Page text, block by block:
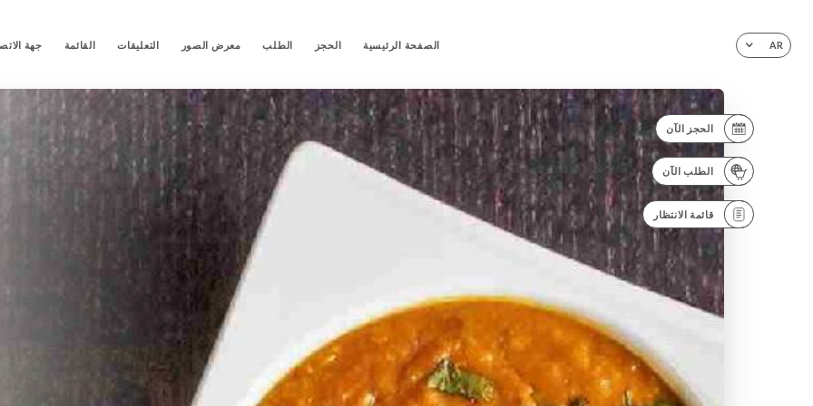
AR الصفحة الرئيسية الحجز الطلب معرض الصور التعليقات القائمة جهة
الحجز الآن
الطلب الآن
قائمة الانتظار